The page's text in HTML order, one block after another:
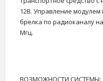
12В. Управление модулем
брелка по радиоканалу
Мгц.
ВОЗМОЖНОСТИ СИСТЕМЫ: